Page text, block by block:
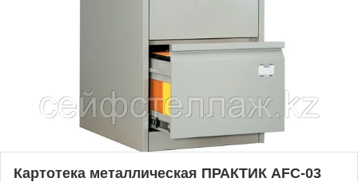
Картотека металлическая ПРАКТИК AFC-03